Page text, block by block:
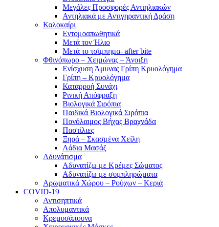
Μεγάλες Προσφορές Αντιηλιακών
Αντηλιακά με Αντιγηραντική Δράση
Καλοκαίρι
Εντομοαπωθητικά
Μετά τον Ήλιο
Μετά το τσίμπημα- after bite
Φθινόπωρο – Χειμώνας – Άνοιξη
Ενίσχυση Άμυνας Γρίπη Κρυολόγημα
Γρίπη – Κρυολόγημα
Καταρροή Συνάχι
Ρινική Απόφραξη
Βιολογικά Σιρόπια
Παιδικά Βιολογικά Σιρόπια
Πονόλαιμος Βήχας Βραχνάδα
Παστίλιες
Ξηρά – Σκασμένα Χείλη
Λάδια Μασάζ
Αδυνάτισμα
Αδυνατίζω με Κρέμες Σώματος
Αδυνατίζω με συμπληρώματα
Αρωματικά Χώρου – Ρούχων – Κεριά
COVID-19
Αντισηπτικά
Απολυμαντικά
Κρεμοσάπουνα